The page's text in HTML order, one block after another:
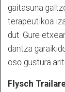
gaitasuna
terapeutikoa
dut. Gure
dantza
oso gustura
Flysch